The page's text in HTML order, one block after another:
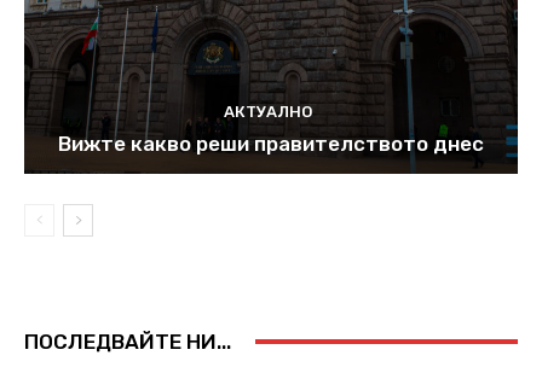
АКТУАЛНО
Вижте какво реши правителството днес
ПОСЛЕДВАЙТЕ НИ...